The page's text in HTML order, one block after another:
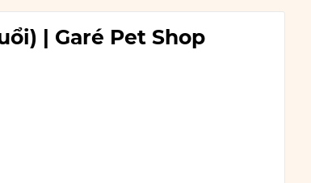
| Garé Pet Shop